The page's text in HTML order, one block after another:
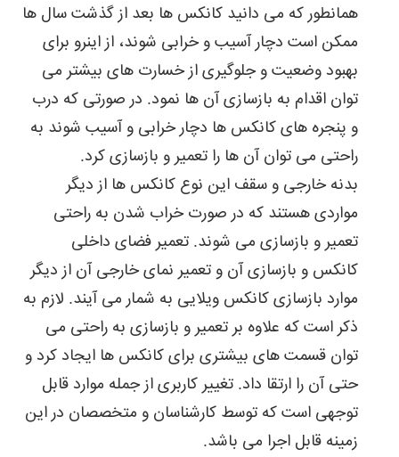
همانطور که می دانید کانکس ها بعد از گذشت سال ها
ممکن است دچار آسیب و خرابی شوند، از اینرو برای
بهبود وضعیت و جلوگیری از خسارت های بیشتر می
توان اقدام به بازسازی آن ها نمود. در صورتی که درب
و پنجره های کانکس ها دچار خرابی و آسیب شوند به
راحتی می توان آن ها را تعمیر و بازسازی کرد.
بدنه خارجی و سقف این نوع کانکس ها از دیگر
مواردی هستند که در صورت خراب شدن به راحتی
تعمیر و بازسازی می شوند. تعمیر فضای داخلی
کانکس و بازسازی آن و تعمیر نمای خارجی آن از دیگر
موارد بازسازی کانکس ویلایی به شمار می آیند. لازم به
ذکر است که علاوه بر تعمیر و بازسازی به راحتی می
توان قسمت های بیشتری برای کانکس ها ایجاد کرد و
حتی آن را ارتقا داد. تغییر کاربری از جمله موارد قابل
توجهی است که توسط کارشناسان و متخصصان در این
زمینه قابل اجرا می باشد.